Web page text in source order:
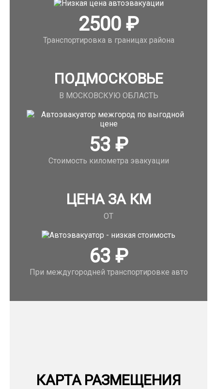
2500₽
Транспортировка в границах района
ПОДМОСКОВЬЕ
В МОСКОВСКУЮ ОБЛАСТЬ
53₽
Стоимость километра эвакуации
ЦЕНА ЗА КМ
ОТ
63₽
При междугородней транспортировке авто
КАРТА РАЗМЕЩЕНИЯ